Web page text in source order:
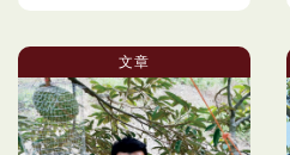
文章